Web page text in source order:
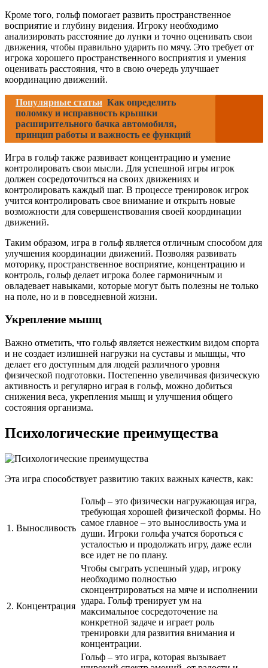
Кроме того, гольф помогает развить пространственное
восприятие и глубину видения. Игроку необходимо
анализировать расстояние до лунки и точно оценивать свои
движения, чтобы правильно ударить по мячу. Это требует от
игрока хорошего пространственного восприятия и умения
оценивать расстояния, что в свою очередь улучшает
координацию движений.
Популярные статьи Как определить
поломку и исправность крышки
расширительного бачка автомобиля,
принцип работы и важность ее функций
Игра в гольф также развивает концентрацию и умение
контролировать свои мысли. Для успешной игры игрок
должен сосредоточиться на своих движениях и
контролировать каждый шаг. В процессе тренировок игрок
учится контролировать свое внимание и открыть новые
возможности для совершенствования своей координации
движений.
Таким образом, игра в гольф является отличным способом для
улучшения координации движений. Позволяя развивать
моторику, пространственное восприятие, концентрацию и
контроль, гольф делает игрока более гармоничным и
овладевает навыками, которые могут быть полезны не только
на поле, но и в повседневной жизни.
Укрепление мышц
Важно отметить, что гольф является нежестким видом спорта
и не создает излишней нагрузки на суставы и мышцы, что
делает его доступным для людей различного уровня
физической подготовки. Постепенно увеличивая физическую
активность и регулярно играя в гольф, можно добиться
снижения веса, укрепления мышц и улучшения общего
состояния организма.
Психологические преимущества
Эта игра способствует развитию таких важных качеств, как:
1. Выносливость
Гольф – это физически нагружающая игра,
требующая хорошей физической формы. Но
самое главное – это выносливость ума и
души. Игроки гольфа учатся бороться с
усталостью и продолжать игру, даже если
все идет не по плану.
2. Концентрация
Чтобы сыграть успешный удар, игроку
необходимо полностью
сконцентрироваться на мяче и исполнении
удара. Гольф тренирует ум на
максимальное сосредоточение на
конкретной задаче и играет роль
тренировки для развития внимания и
концентрации.
Гольф – это игра, которая вызывает